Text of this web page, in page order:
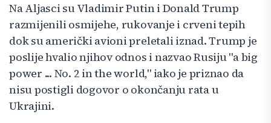
Na Aljasci su Vladimir Putin i Donald Trump
razmijenili osmijehe, rukovanje i crveni tepih
dok su američki avioni preletali iznad. Trump je
poslije hvalio njihov odnos i nazvao Rusiju "a big
power ... No. 2 in the world," iako je priznao da
nisu postigli dogovor o okončanju rata u
Ukrajini.